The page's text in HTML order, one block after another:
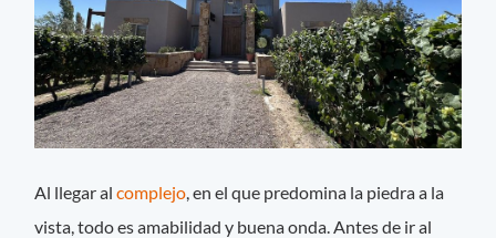
Al llegar alcomplejo , en el que predomina la piedra a la
vista, todo es amabilidad y buena onda. Antes de ir al